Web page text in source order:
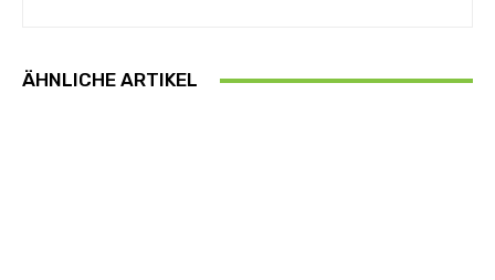
ÄHNLICHE ARTIKEL